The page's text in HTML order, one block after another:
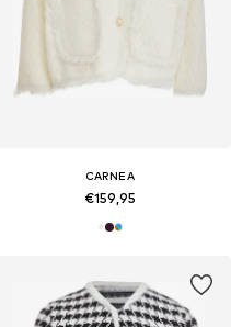
CARNEA
€159,95